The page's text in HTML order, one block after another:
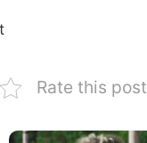
Rate this post